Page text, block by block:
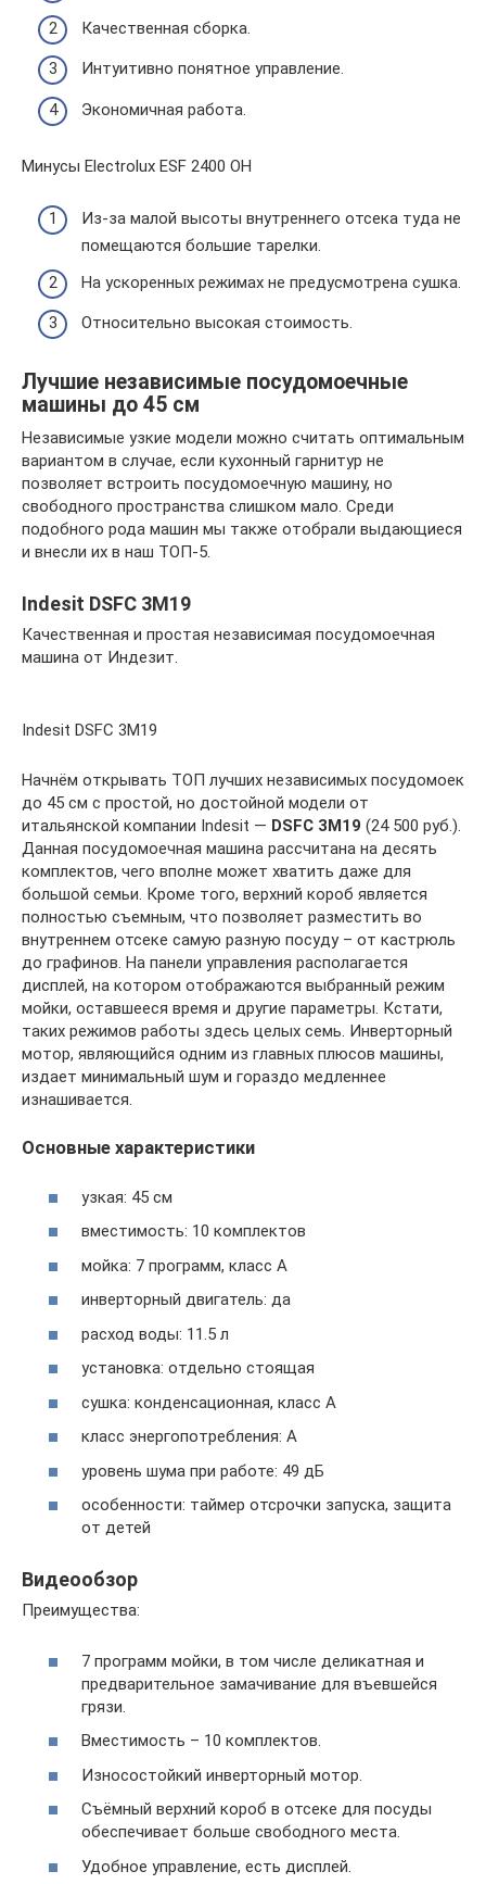
Качественная сборка.
Интуитивно понятное управление.
Экономичная работа.
Минусы Electrolux ESF 2400 OH
Из-за малой высоты внутреннего отсека туда не
помещаются большие тарелки.
На ускоренных режимах не предусмотрена сушка.
Относительно высокая стоимость.
Лучшие независимые посудомоечные
машины до 45 см
Независимые узкие модели можно считать оптимальным
вариантом в случае, если кухонный гарнитур не
позволяет встроить посудомоечную машину, но
свободного пространства слишком мало. Среди
подобного рода машин мы также отобрали выдающиеся
и внесли их в наш ТОП-5.
Indesit DSFC 3M19
Качественная и простая независимая посудомоечная
машина от Индезит.
Indesit DSFC 3M19
Начнём открывать ТОП лучших независимых посудомоек
до 45 см с простой, но достойной модели от
итальянской компании Indesit — DSFC 3M19 (24 500 руб.).
Данная посудомоечная машина рассчитана на десять
комплектов, чего вполне может хватить даже для
большой семьи. Кроме того, верхний короб является
полностью съемным, что позволяет разместить во
внутреннем отсеке самую разную посуду – от кастрюль
до графинов. На панели управления располагается
дисплей, на котором отображаются выбранный режим
мойки, оставшееся время и другие параметры. Кстати,
таких режимов работы здесь целых семь. Инверторный
мотор, являющийся одним из главных плюсов машины,
издает минимальный шум и гораздо медленнее
изнашивается.
Основные характеристики
узкая: 45 см
вместимость: 10 комплектов
мойка: 7 программ, класс A
инверторный двигатель: да
расход воды: 11.5 л
установка: отдельно стоящая
сушка: конденсационная, класс A
класс энергопотребления: A
уровень шума при работе: 49 дБ
особенности: таймер отсрочки запуска, защита
от детей
Видеообзор
Преимущества:
7 программ мойки, в том числе деликатная и
предварительное замачивание для въевшейся
грязи.
Вместимость – 10 комплектов.
Износостойкий инверторный мотор.
Съёмный верхний короб в отсеке для посуды
обеспечивает больше свободного места.
Удобное управление, есть дисплей.